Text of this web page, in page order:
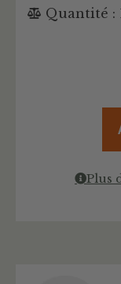
Quantité :
Plus